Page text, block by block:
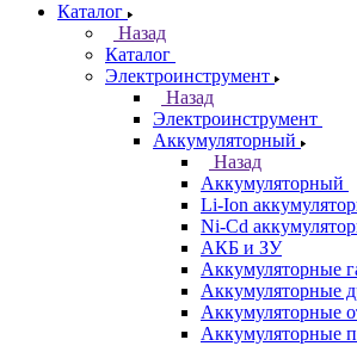
Каталог
Назад
Каталог
Электроинструмент
Назад
Электроинструмент
Аккумуляторный
Назад
Аккумуляторный
Li-Ion
Ni-Cd
АКБ и ЗУ
Аккумуляторные
Аккумуляторные
Аккумуляторные
Аккумуляторные